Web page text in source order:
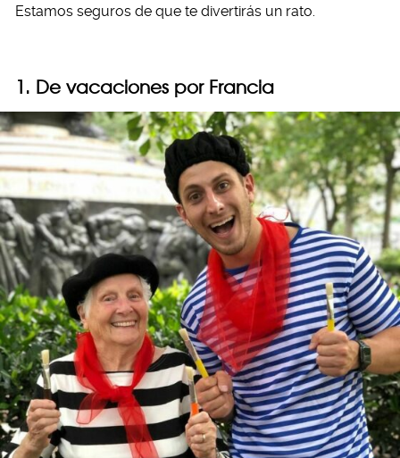
Estamos seguros de que te divertirás un rato.
1. De vacaciones por Francia